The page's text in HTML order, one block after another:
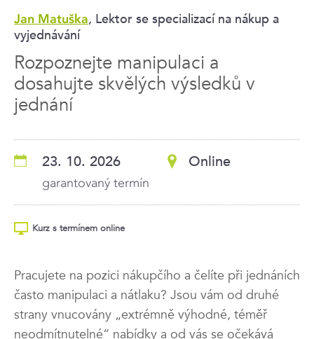
Jan Matuška, Lektor se specializací na nákup a
vyjednávání
Rozpoznejte manipulaci a
dosahujte skvělých výsledků v
jednání
23. 10. 2026
garantovaný termín
Online
Kurz s termínem online
Pracujete na pozici nákupčího a čelíte při jednáních
často manipulaci a nátlaku? Jsou vám od druhé
strany vnucovány „extrémně výhodné, téměř
neodmítnutelné“ nabídky a od vás se očekává